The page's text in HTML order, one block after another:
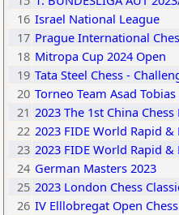
16 Israel National League
17 Prague International
18 Mitropa Cup 2024 Open
19 Tata Steel Chess -
20 Torneo Team Asad Tobias
21 2023 The 1st China
22 2023 FIDE World Rapid
23 2023 FIDE World Rapid
24 German Masters 2023
25 2023 London Chess
26 IV Elllobregat Open